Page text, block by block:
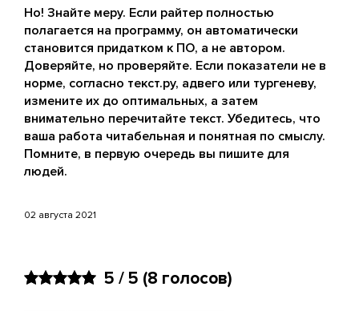
Но! Знайте меру. Если райтер полностью
полагается на программу, он автоматически
становится придатком к ПО, а не автором.
Доверяйте, но проверяйте. Если показатели не в
норме, согласно текст.ру, адвего или тургеневу,
измените их до оптимальных, а затем
внимательно перечитайте текст. Убедитесь, что
ваша работа читабельная и понятная по смыслу.
Помните, в первую очередь вы пишите для
людей.
02 августа 2021
5 / 5 (8 голосов)